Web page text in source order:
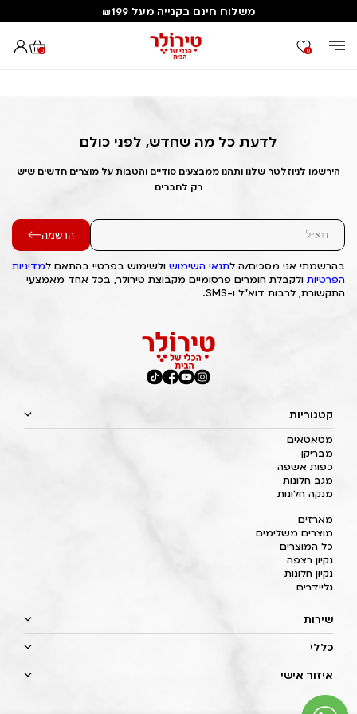
משלוח חינם בקנייה מעל ₪199
0 0
דף הבית Out of Stock Alert 2025/04/07 1744054659
לדעת כל מה שחדש, לפני כולם
הירשמו לניוזלטר שלנו ותהנו ממבצעים סודיים והטבות על מוצרים חדשים שיש
רק לחברים
הרשמה
בהרשמתי אני מסכים/ה לתנאי השימוש ולשימוש בפרטיי בהתאם למדיניות
הפרטיות ולקבלת חומרים פרסומיים מקבוצת טירולר, בכל אחד מאמצעי
התקשורת, לרבות דוא"ל ו-SMS.
קטגוריות
מטאטאים
מבריקן
כפות אשפה
מגב חלונות
מנקה חלונות
מארזים
מוצרים משלימים
כל המוצרים
נקיון רצפה
נקיון חלונות
גליידרים
שירות
כללי
איזור אישי